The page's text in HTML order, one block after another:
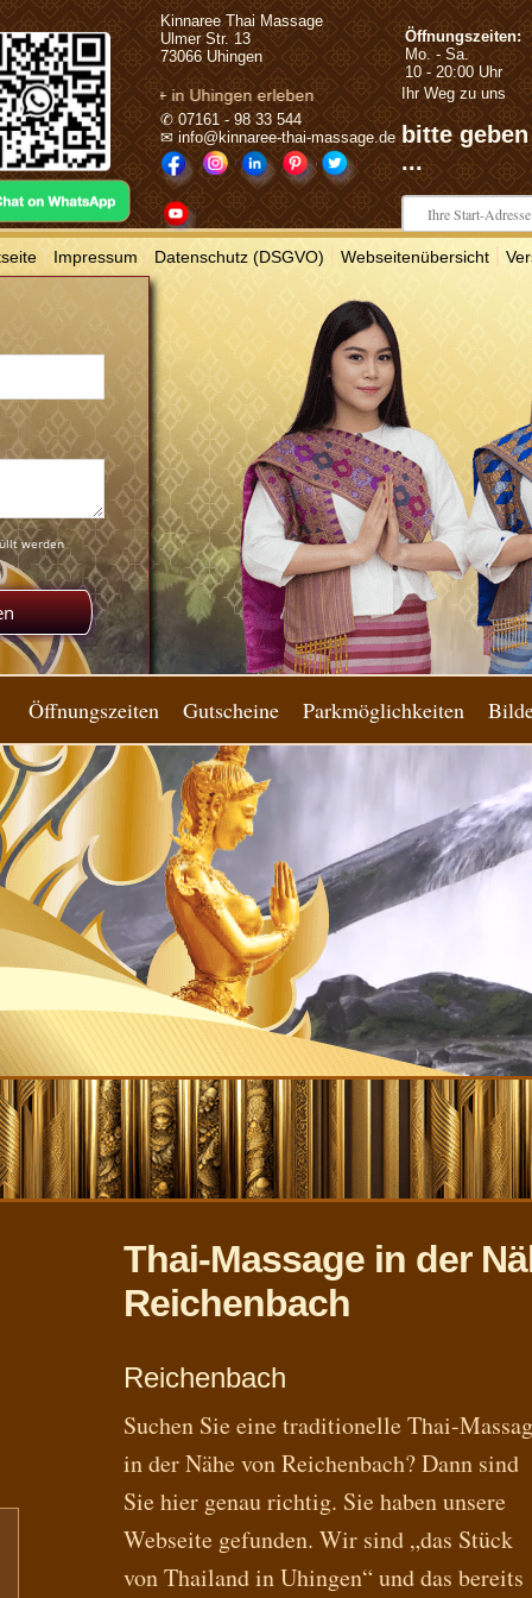
Kinnaree Thai Massage
Ulmer Str. 13
73066 Uhingen
in Uhingen erleben
✆ 07161 - 98 33 544
✉ info@kinnaree-thai-massage.de
Öffnungszeiten:
Mo. - Sa.
10 - 20:00 Uhr
Ihr Weg zu uns
bitte
...
| Impressum|Datenschutz (DSGVO) Webseitenübersicht|
Öffnungszeiten Gutscheine Parkmöglichkeiten
Thai-Massage in der
Reichenbach
Reichenbach
Suchen Sie eine traditionelle Thai-
in der Nähe von Reichenbach? Dann sind
Sie hier genau richtig. Sie haben unsere
Webseite gefunden. Wir sind „das Stück
von Thailand in Uhingen“ und das bereits